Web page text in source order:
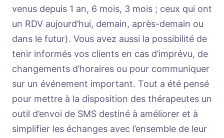
venus depuis 1 an, 6 mois, 3 mois ; ceux qui ont
un RDV aujourd’hui, demain, après-demain ou
dans le futur). Vous avez aussi la possibilité de
tenir informés vos clients en cas d’imprévu, de
changements d’horaires ou pour communiquer
sur un événement important. Tout a été pensé
pour mettre à la disposition des thérapeutes un
outil d’envoi de SMS destiné à améliorer et à
simplifier les échanges avec l’ensemble de leur